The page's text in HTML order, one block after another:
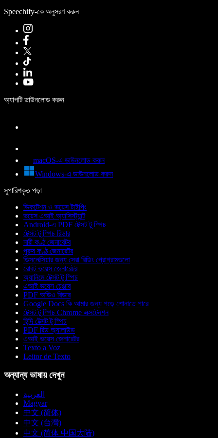
Speechify-কে অনুসরণ করুন
অ্যাপটি ডাউনলোড করুন
macOS-এ ডাউনলোড করুন
Windows-এ ডাউনলোড করুন
সুপারিশকৃত পড়া
ডিকটেশন ও ভয়েস টাইপিং
ভয়েস এআই অ্যাসিস্ট্যান্ট
Android-এ PDF টেক্সট টু স্পিচ
টেক্সট টু স্পিচ রিডার
নারী কণ্ঠ জেনারেটর
পুরুষ কণ্ঠ জেনারেটর
ডিসলেক্সিয়ার জন্য সেরা রিডিং প্রোগ্রামগুলো
রোবট ভয়েস জেনারেটর
অ্যানিমে টেক্সট টু স্পিচ
এআই ভয়েস চেঞ্জার
PDF অডিও রিডার
Google Docs কি আমার জন্য পড়ে শোনাতে পারে
টেক্সট টু স্পিচ Chrome এক্সটেনশন
হিন্দি টেক্সট টু স্পিচ
PDF রিড অ্যালাউড
এআই ভয়েস জেনারেটর
Texto a Voz
Leitor de Texto
অন্যান্য ভাষায় দেখুন
العربية
Magyar
中文 (简体)
中文 (台灣)
中文 (简体 中国大陆)